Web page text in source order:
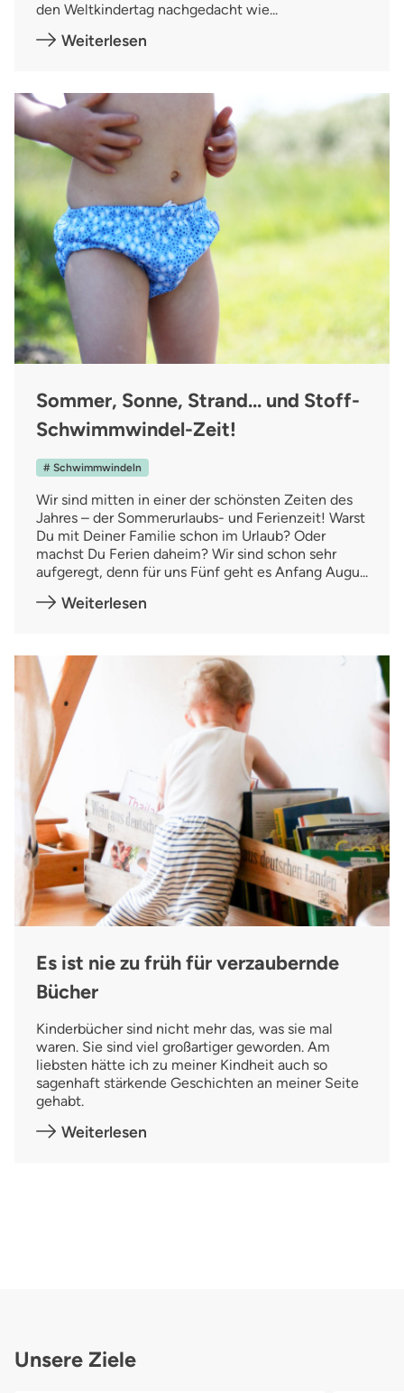
den Weltkindertag nachgedacht wie...
Weiterlesen
Sommer, Sonne, Strand… und Stoff-
Schwimmwindel-Zeit!
# Schwimmwindeln
Wir sind mitten in einer der schönsten Zeiten des
Jahres – der Sommerurlaubs- und Ferienzeit! Warst
Du mit Deiner Familie schon im Urlaub? Oder
machst Du Ferien daheim? Wir sind schon sehr
aufgeregt, denn für uns Fünf geht es Anfang Augu...
Weiterlesen
Es ist nie zu früh für verzaubernde
Bücher
Kinderbücher sind nicht mehr das, was sie mal
waren. Sie sind viel großartiger geworden. Am
liebsten hätte ich zu meiner Kindheit auch so
sagenhaft stärkende Geschichten an meiner Seite
gehabt.
Weiterlesen
Unsere Ziele